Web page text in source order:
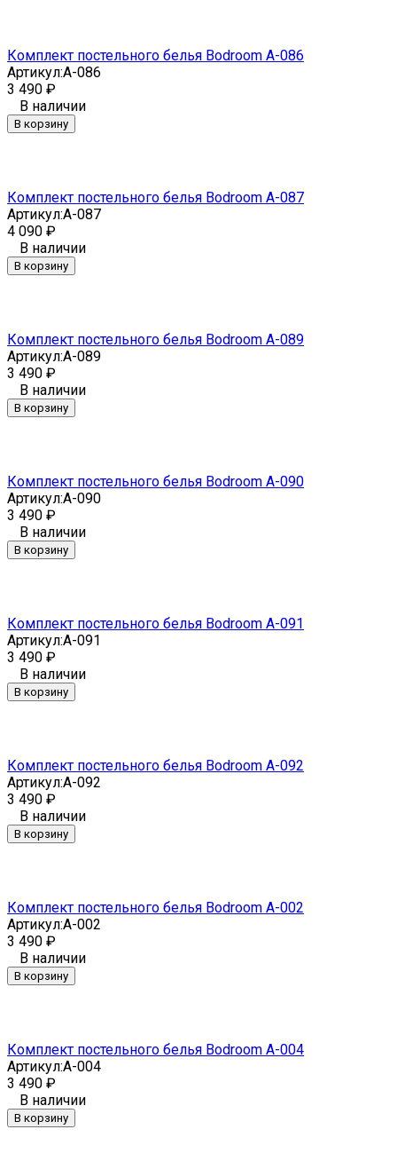
Комплект постельного белья Bodroom A-086
Артикул:A-086
3 490 ₽
В наличии
В корзину
Комплект постельного белья Bodroom A-087
Артикул:A-087
4 090 ₽
В наличии
В корзину
Комплект постельного белья Bodroom A-089
Артикул:A-089
3 490 ₽
В наличии
В корзину
Комплект постельного белья Bodroom A-090
Артикул:A-090
3 490 ₽
В наличии
В корзину
Комплект постельного белья Bodroom A-091
Артикул:A-091
3 490 ₽
В наличии
В корзину
Комплект постельного белья Bodroom A-092
Артикул:A-092
3 490 ₽
В наличии
В корзину
Комплект постельного белья Bodroom A-002
Артикул:A-002
3 490 ₽
В наличии
В корзину
Комплект постельного белья Bodroom A-004
Артикул:A-004
3 490 ₽
В наличии
В корзину